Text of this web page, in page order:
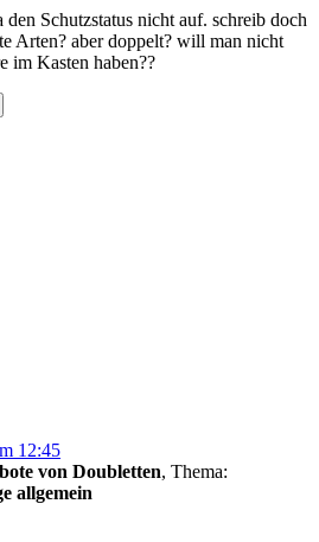
den Schutzstatus nicht auf. schreib doch
Arten? aber doppelt? will man nicht
im Kasten haben??
12:45
von Doubletten, Thema:
allgemein